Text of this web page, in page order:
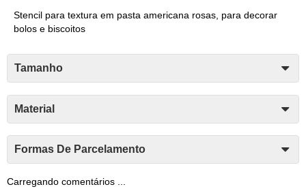
Stencil para textura em pasta americana rosas, para decorar
bolos e biscoitos
Tamanho
Material
Formas De Parcelamento
Carregando comentários ...